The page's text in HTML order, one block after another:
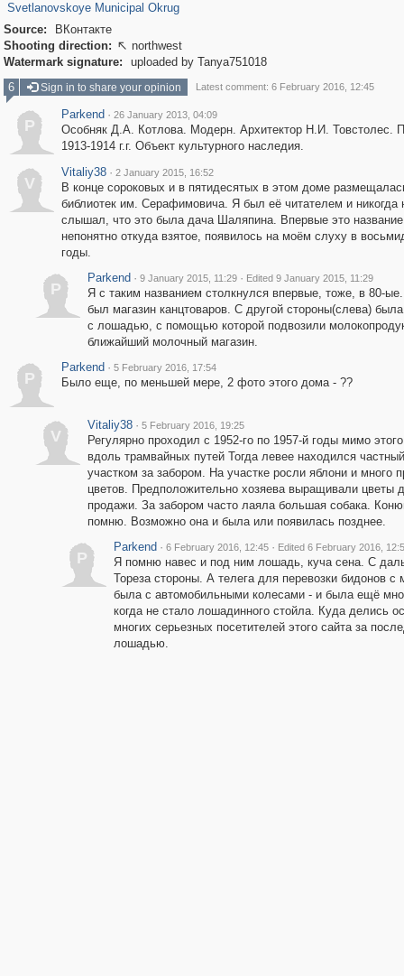
Svetlanovskoye Municipal Okrug
Source:
ВКонтакте
Shooting direction:  northwest
Watermark signature:
uploaded by Tanya751018
6
Sign in to share your opinion Latest comment: 6 February 2016, 12:45
P
Parkend · 26 January 2013, 04:09
Особняк Д.А. Котлова. Модерн. Архитектор Н.И. Товстолес.
1913-1914 г.г. Объект культурного наследия.
V
Vitaliy38 · 2 January 2015, 16:52
В конце сороковых и в пятидесятых в этом доме
библиотек им. Серафимовича. Я был её читателем и никогда
слышал, что это была дача Шаляпина. Впервые это
непонятно откуда взятое, появилось на моём слуху в
годы.
P
Parkend · 9 January 2015, 11:29 · Edited 9 January 2015, 11:29
Я с таким названием столкнулся впервые, тоже, в 80-
был магазин канцтоваров. С другой стороны(слева)
с лошадью, с помощью которой подвозили
ближайший молочный магазин.
P
Parkend · 5 February 2016, 17:54
Было еще, по меньшей мере, 2 фото этого дома - ??
V
Vitaliy38 · 5 February 2016, 19:25
Регулярно проходил с 1952-го по 1957-й годы мимо
вдоль трамвайных путей Тогда левее находился
участком за забором. На участке росли яблони и много
цветов. Предположительно хозяева выращивали цветы
продажи. За забором часто лаяла большая собака.
помню. Возможно она и была или появилась позднее.
P
Parkend · 6 February 2016, 12:45 · Edited 6 February 2016,
Я помню навес и под ним лошадь, куча сена. С
Тореза стороны. А телега для перевозки бидонов с
была с автомобильными колесами - и была ещё
когда не стало лошадинного стойла. Куда делись
многих серьезных посетителей этого сайта за
лошадью.